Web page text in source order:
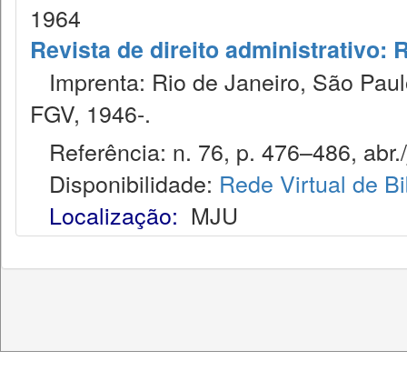
1964
Revista de direito administrativo:
Imprenta: Rio de Janeiro, São
FGV, 1946-.
Referência: n. 76, p. 476–486,
Disponibilidade: Rede Virtual de
Localização: MJU